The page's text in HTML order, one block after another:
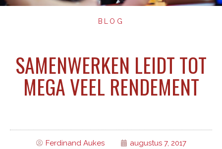
BLOG
SAMENWERKEN LEIDT TOT
MEGA VEEL RENDEMENT
Ferdinand Aukes
augustus 7, 2017